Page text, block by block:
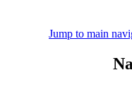
Jump to main